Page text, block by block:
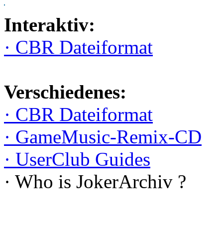
Interaktiv:
· CBR Dateiformat
Verschiedenes:
· CBR Dateiformat
· GameMusic-Remix-CD
· UserClub Guides
· Who is JokerArchiv ?